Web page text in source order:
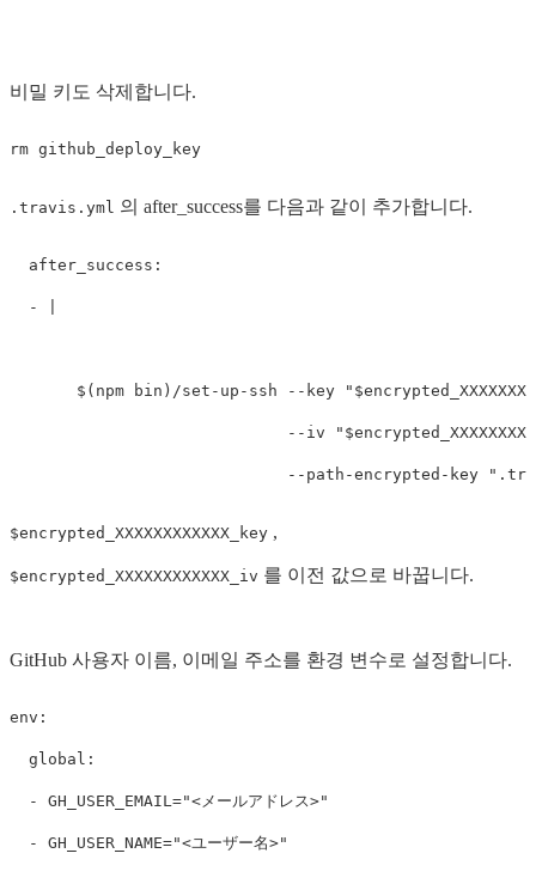
비밀 키도 삭제합니다.
.travis.yml 의 after_success를 다음과 같이 추가합니다.
after_success :
-
$(npm bin)/set-up-ssh --key
--iv
--path-encrypted-key
$encrypted_XXXXXXXXXXXX_key ,
$encrypted_XXXXXXXXXXXX_iv 를 이전 값으로 바꿉니다.
GitHub 사용자 이름, 이메일 주소를 환경 변수로 설정합니다.
env :
global :
- GH_USER_EMAIL="<メールアドレス>"
- GH_USER_NAME="<ユーザー名>"